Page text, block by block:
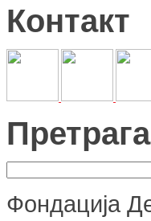
Контакт
Претрага
Фондација